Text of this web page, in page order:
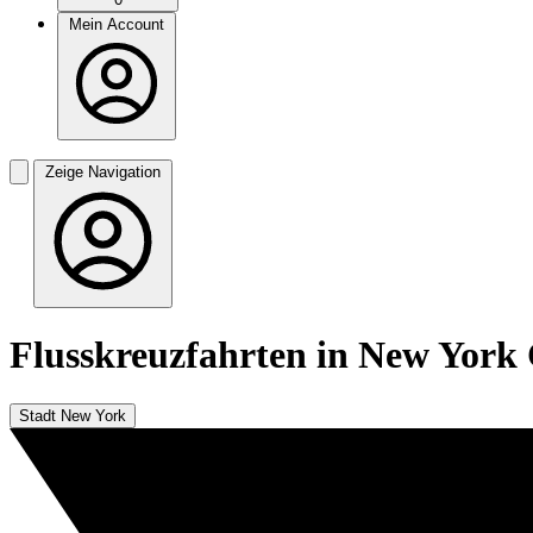
Mein Account
Zeige Navigation
Flusskreuzfahrten in New York
Stadt New York